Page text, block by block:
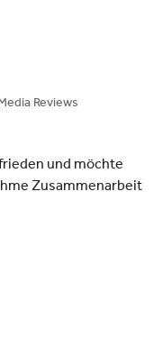
Reviews
und möchte
Zusammenarbeit